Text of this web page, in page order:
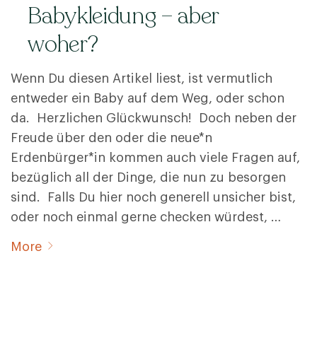
Babykleidung – aber
woher?
Wenn Du diesen Artikel liest, ist vermutlich
entweder ein Baby auf dem Weg, oder schon
da. Herzlichen Glückwunsch! Doch neben der
Freude über den oder die neue*n
Erdenbürger*in kommen auch viele Fragen auf,
bezüglich all der Dinge, die nun zu besorgen
sind. Falls Du hier noch generell unsicher bist,
oder noch einmal gerne checken würdest, …
More